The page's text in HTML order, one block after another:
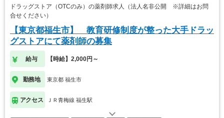
ドラッグストア（OTCのみ）の薬剤師求人（法人名非公開 ※詳細はお問
合せください）
【東京都福生市】 教育研修制度が整った大手ドラッ
グストアにて薬剤師の募集
給与 【時給】2,000円～
勤務地 東京都 福生市
アクセス ＪＲ青梅線 福生駅